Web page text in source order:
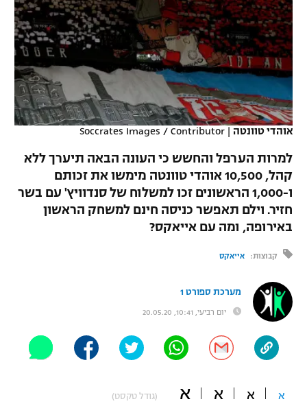
VOD
רץ ברשת
לוח שידורים
ברחבה
"מעל הליגה" – פודקאסט
"מחצית בשכונה" – פודקאסט
נבחרת ישראל
מכבי חיפה
בית"ר ירושלים
מכבי תל אביב
הפועל חיפה
הפועל באר שבע
מכבי נתניה
בני יהודה
ליגה ספרדית
ליגה איטלקית
ליגה צרפתית
ליגה הולנדית
ליגה טורקית
ליגה סינית
ליגה ברזילאית
ליגות נוספות
כדורסל נשים
מכבי תל אביב
הפועל חולון
הפועל ירושלים
יורוליג
יורוקאפ
טניס
כדוריד
כדורעף
שחייה
ג'ודו
אגרוף
ספורט אולימפי
היאבקות WWE
אופניים
כדורמים
אוהדי טוונטה |
Soccrates Images / Contributor
למרות הערפל והחשש כי העונה הבאה תיערך ללא
קהל, 10,500 אוהדי טוונטה מימשו את זכותם
ו-1,000 הראשונים זכו למשלוח של סנדוויץ' עם בשר
חזיר. וילם תאפשר כניסה חינם למשחק הראשון
באירופה, ומה עם אייאקס?
קבוצות: אייאקס
מערכת ספורט 1
יום רביעי, 10:41, 20.05.20
א א א א (גודל טקסט)